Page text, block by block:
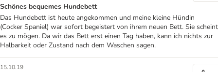
Schönes bequemes Hundebett
Das Hundebett ist heute angekommen und meine kleine Hündin
(Cocker Spaniel) war sofort begeistert von ihrem neuen Bett. Sie scheint
es zu mögen. Da wir das Bett erst einen Tag haben, kann ich nichts zur
Halbarkeit oder Zustand nach dem Waschen sagen.
15.10.19